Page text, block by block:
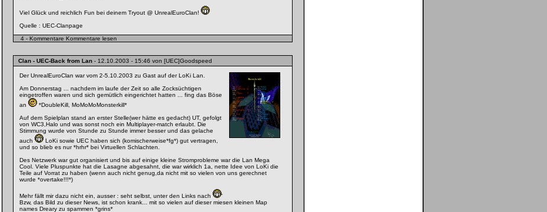
Viel Glück und reichlich Fun bei deinem Tryout @ UnrealEuroClan!
Quelle : UEC-Clanpage
4 - Kommentare Kommentare lesen
Clan - UEC-Back from Lan - 12.10.2003 - 15:46 von [UEC]Goodspeed
Der UnrealEuroClan war vom 2-5.10.2003 zu Gast auf der LoKi Lan.
Am Donnerstag ... nachdem im laufe der Zeit so alle Zocksüchtigen
eingetroffen waren und sich gemütlich eingerichtet hatten ... fing das Böse
an
*DoubleKill, MoMoMoMonsterkill*
Auf dem Spielplan stand an erster Stelle(wer hätte es gedacht) UT, gefolgt
von WC3,Halo und was sonst noch ein Multiplayer-match erlaubt. Die
Stimmung wurde von Stunde zu Stunde immer besser und das gelache
auch
LoKi sowie UEC haben sich (komischerweise*fg*) gut vertragen,
und so blieb es nur *hrhr* bei Virtuellen Schlachten.
Des Netzwerk war gut organisiert und bis auf einige kleine Stromprobleme war die Lan Mega
Cool. Viele Pluspunkte hat die Lasagne abgesahnt, die war wirklich 1a, nette Idee von LoKi die
Teile auf Vorrat zu haben (wenn auch nicht genug,da nicht mit so vielen von uns gerechnet
wurde *overtake!!!*)
Mehr fällt mir dazu nicht ein, ausser : seht selbst, unter den Links nach
'
Bzw, das Bild zu dieser News, ist schon krank... mit so vielen auf dieser miesen kleinen Map
names Dreary zu spammen *grins*